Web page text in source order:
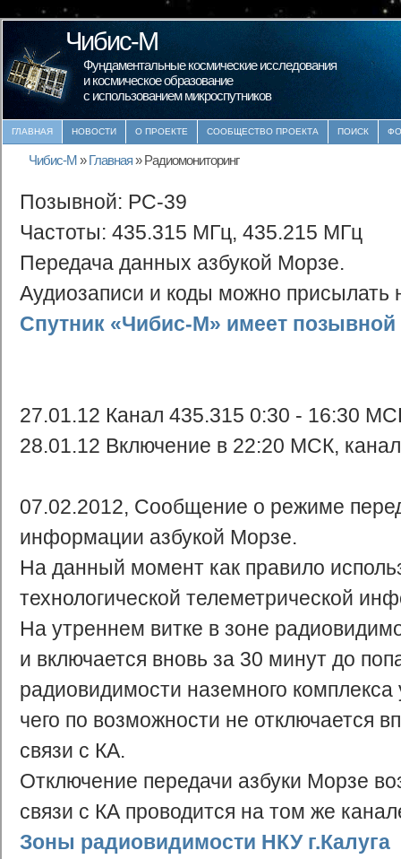
Чибис-М
Фундаментальные космические исследования
и космическое образование
с использованием микроспутников
ГЛАВНАЯ НОВОСТИ О ПРОЕКТЕ СООБЩЕСТВО ПРОЕКТА ПОИСК
Чибис-М » Главная» Радиомониторинг
Позывной: РС-39
Частоты: 435.315 МГц, 435.215 МГц
Передача данных азбукой Морзе.
Аудиозаписи и коды можно
Спутник «Чибис-М» имеет позывной
27.01.12 Канал 435.315 0:30 - 16:30
28.01.12 Включение в 22:20 МСК,
07.02.2012, Сообщение о режиме
информации азбукой Морзе.
На данный момент как правило
технологической телеметрической
На утреннем витке в зоне
и включается вновь за 30 минут до
радиовидимости наземного
чего по возможности не отключается
связи с КА.
Отключение передачи азбуки Морзе
связи с КА проводится на том же
Зоны радиовидимости НКУ г.Калуга